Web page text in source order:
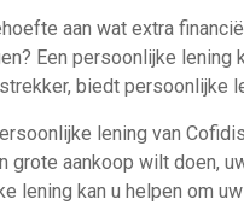
aan wat extra
Een persoonlijke lening
biedt persoonlijke
lening van
grote aankoop wilt doen,
lening kan u helpen om